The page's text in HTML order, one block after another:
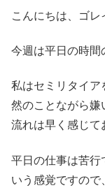
こんにちは、ゴレ
今週は平日の時間
私はセミリタイ
然のことながら
流れは早く感じて
平日の仕事は苦行
いう感覚ですの